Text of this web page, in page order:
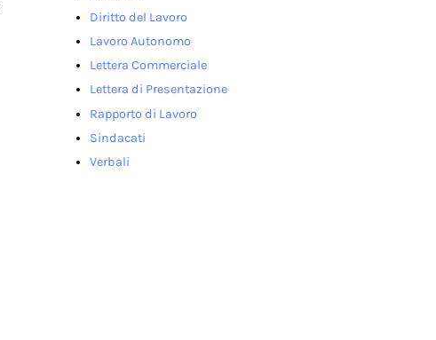
Diritto del Lavoro
Lavoro Autonomo
Lettera Commerciale
Lettera di Presentazione
Rapporto di Lavoro
Sindacati
Verbali